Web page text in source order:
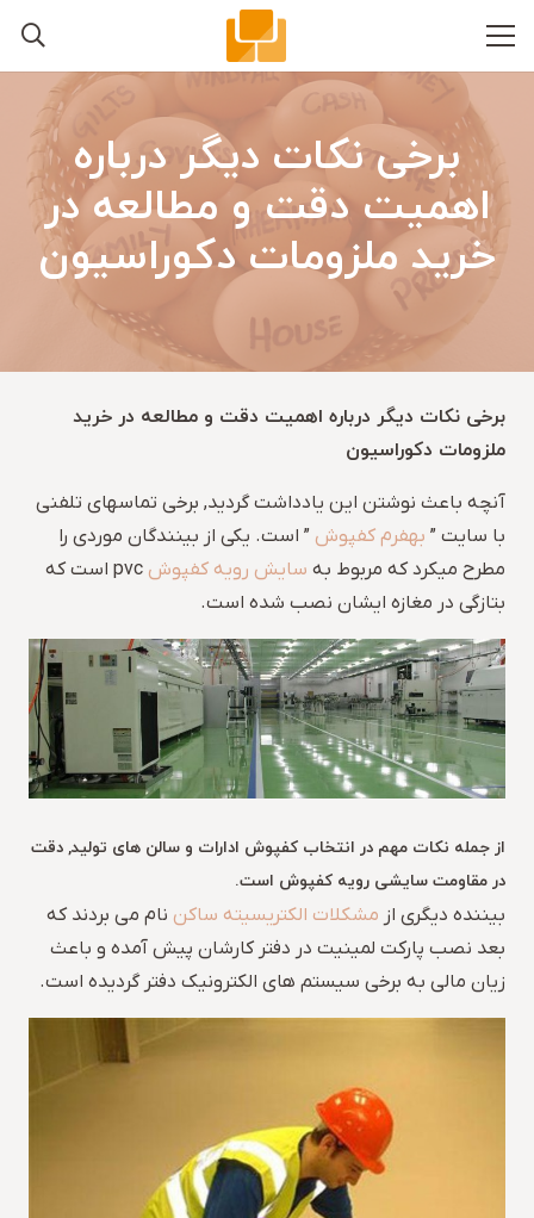
برخی نکات دیگر درباره
اهمیت دقت و مطالعه در
خرید ملزومات دکوراسیون
برخی نکات دیگر درباره اهمیت دقت و مطالعه در خرید
ملزومات دکوراسیون
آنچه باعث نوشتن این یادداشت گردید, برخی تماسهای تلفنی
با سایت ” بهفرم کفپوش ” است. یکی از بینندگان موردی را
مطرح میکرد که مربوط به سایش رویه کفپوش
pvc است که
بتازگی در مغازه ایشان نصب شده است.
از جمله نکات مهم در انتخاب کفپوش ادارات و سالن های تولید, دقت
در مقاومت سایشی رویه کفپوش است.
بیننده دیگری از مشکلات الکتریسیته ساکن نام می بردند که
بعد نصب پارکت لمینیت در دفتر کارشان پیش آمده و باعث
زیان مالی به برخی سیستم های الکترونیک دفتر گردیده است.